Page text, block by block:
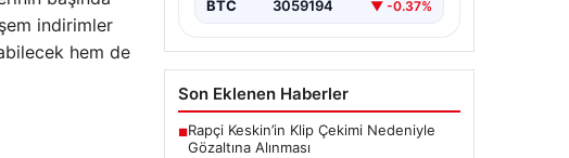
indirimler
hem de
BTC 3059194 ▼ -0.37%
Son Eklenen Haberler
■Rapçi Keskin’in Klip Çekimi Nedeniyle
Gözaltına Alınması